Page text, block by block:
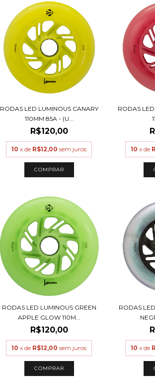
RODAS LED LUMINOUS CANARY
110MM 85A - (U...
R$120,00
10 x de R$12,00 sem juros
COMPRAR
RODAS
10 x de
RODAS LED LUMINOUS GREEN
APPLE GLOW 110M...
R$120,00
10 x de R$12,00 sem juros
COMPRAR
RODAS
10 x de